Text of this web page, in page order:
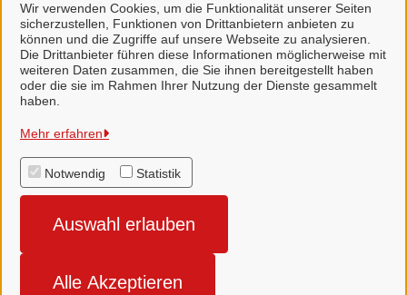
Wir verwenden Cookies, um die Funktionalität unserer Seiten
sicherzustellen, Funktionen von Drittanbietern anbieten zu
können und die Zugriffe auf unsere Webseite zu analysieren.
Die Drittanbieter führen diese Informationen möglicherweise mit
weiteren Daten zusammen, die Sie ihnen bereitgestellt haben
oder die sie im Rahmen Ihrer Nutzung der Dienste gesammelt
haben.
Mehr erfahren
Notwendig Statistik
Auswahl erlauben
Alle Akzeptieren
Gemeinde Wagenfeld
Alle Rechte vorbehalten
Datenschutzerklärung